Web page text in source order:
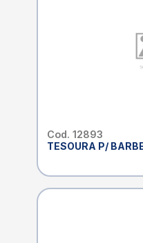
Cod. 12893
TESOURA P/